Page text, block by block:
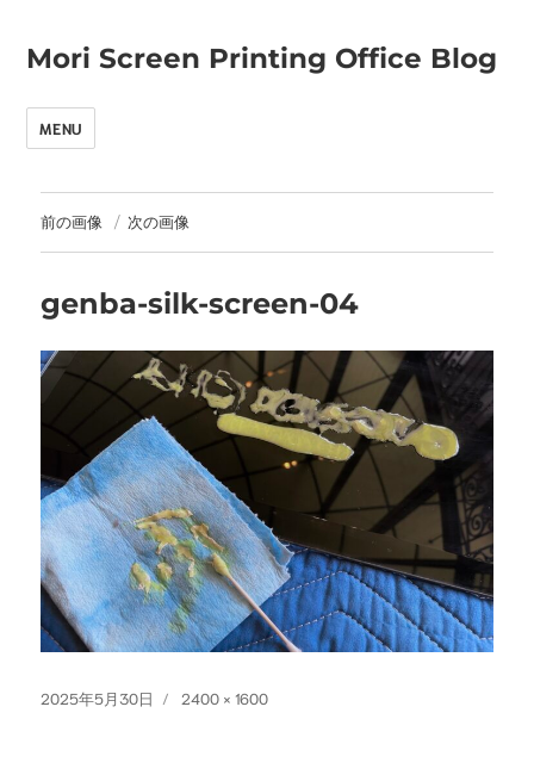
Mori Screen Printing Office Blog
MENU
前の画像 次の画像
genba-silk-screen-04
投
2025年5月30日
フ
2400 × 1600